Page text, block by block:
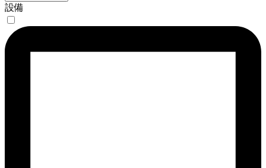
設備